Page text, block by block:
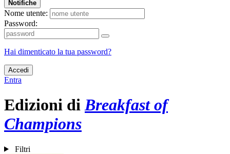
Notifiche
Nome utente:
Password:
Hai dimenticato la tua password?
Accedi
Entra
Edizioni diBreakfast of
Champions
Filtri